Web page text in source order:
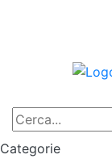
Categorie